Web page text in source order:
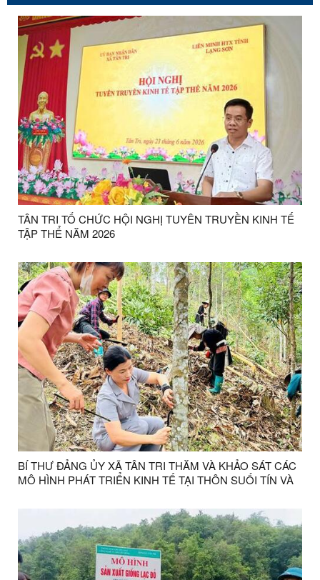
TÂN TRI TỔ CHỨC HỘI NGHỊ TUYÊN TRUYỀN KINH TẾ
TẬP THỂ NĂM 2026
BÍ THƯ ĐẢNG ỦY XÃ TÂN TRI THĂM VÀ KHẢO SÁT CÁC
MÔ HÌNH PHÁT TRIỂN KINH TẾ TẠI THÔN SUỐI TÍN VÀ